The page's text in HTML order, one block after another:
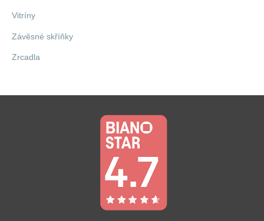
Vitríny
Závěsné skříňky
Zrcadla